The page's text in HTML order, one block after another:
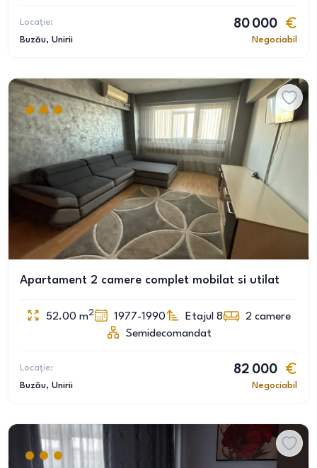
Locație:
Buzău, Unirii
80 000
Negociabil
Apartament 2 camere complet mobilat si utilat
52.00 m2 1977-1990 Etajul 8 2 camere
Semidecomandat
Locație:
Buzău, Unirii
82 000
Negociabil